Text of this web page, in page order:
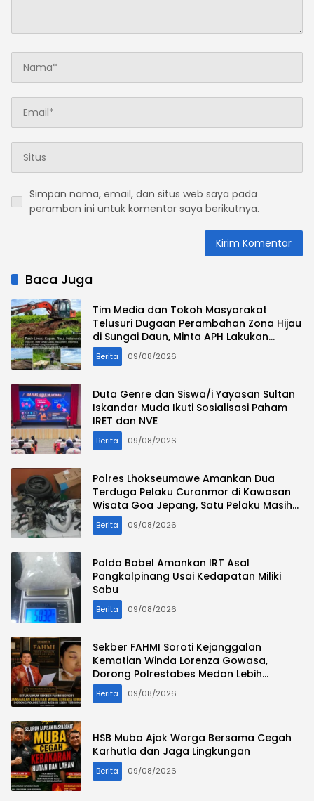
Simpan nama, email, dan situs web saya pada
peramban ini untuk komentar saya berikutnya.
Baca Juga
Tim Media dan Tokoh Masyarakat
Telusuri Dugaan Perambahan Zona Hijau
di Sungai Daun, Minta APH Lakukan
Penyelidikan
Berita 09/08/2026
Duta Genre dan Siswa/i Yayasan Sultan
Iskandar Muda Ikuti Sosialisasi Paham
IRET dan NVE
Berita 09/08/2026
Polres Lhokseumawe Amankan Dua
Terduga Pelaku Curanmor di Kawasan
Wisata Goa Jepang, Satu Pelaku Masih
Diburu
Berita 09/08/2026
Polda Babel Amankan IRT Asal
Pangkalpinang Usai Kedapatan Miliki
Sabu
Berita 09/08/2026
Sekber FAHMI Soroti Kejanggalan
Kematian Winda Lorenza Gowasa,
Dorong Polrestabes Medan Lebih
Terbuka
Berita 09/08/2026
HSB Muba Ajak Warga Bersama Cegah
Karhutla dan Jaga Lingkungan
Berita 09/08/2026